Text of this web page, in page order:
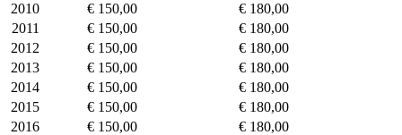
2010
€ 150,00
€ 180,00
2011
€ 150,00
€ 180,00
2012
€ 150,00
€ 180,00
2013
€ 150,00
€ 180,00
2014
€ 150,00
€ 180,00
2015
€ 150,00
€ 180,00
2016
€ 150,00
€ 180,00